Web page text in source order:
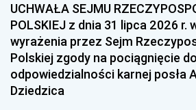
1996 1995
1993 1992
1990 1989
1987 1986
UCHWAŁA SEJMU
POLSKIEJ z dnia 31 lipca 2026 r.
wyrażenia przez Sejm
Polskiej zgody na pociągnięcie do
odpowiedzialności karnej posła
Dziedzica